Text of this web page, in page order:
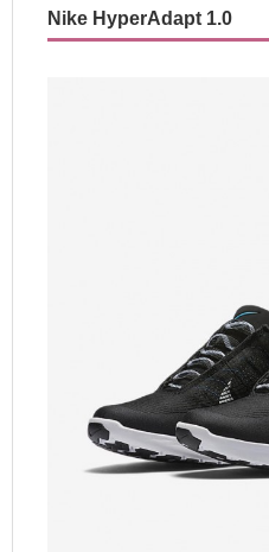
Nike HyperAdapt 1.0